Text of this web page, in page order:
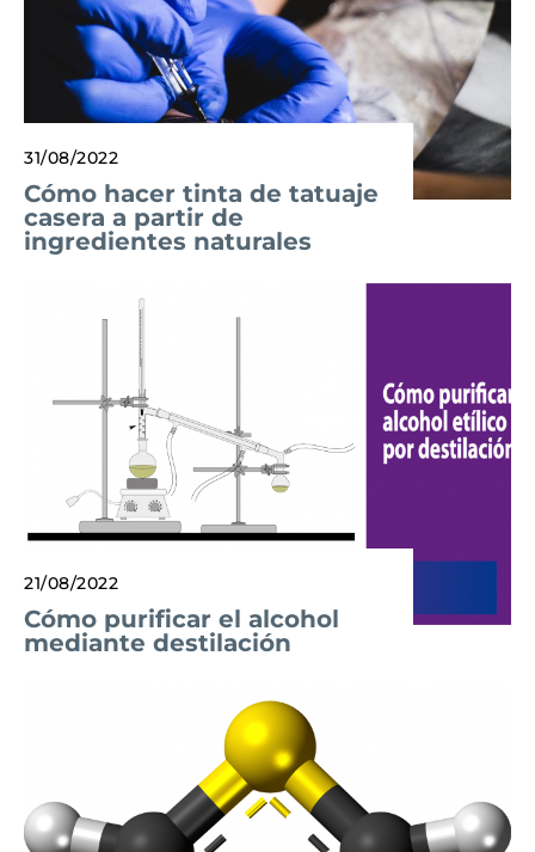
31/08/2022
Cómo hacer tinta de tatuaje
casera a partir de
ingredientes naturales
21/08/2022
Cómo purificar el alcohol
mediante destilación